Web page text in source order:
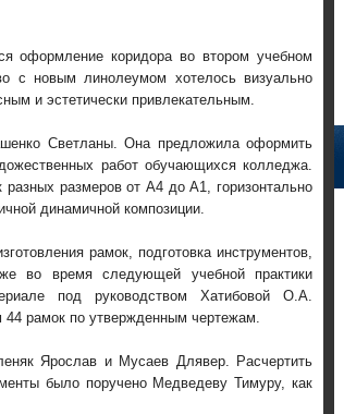
оформление коридора во втором учебном
с новым линолеумом хотелось визуально
и эстетически привлекательным.
Светланы. Она предложила оформить
работ обучающихся колледжа.
размеров от А4 до А1, горизонтально
динамичной композиции.
рамок, подготовка инструментов,
во время следующей учебной практики
под руководством Хатибовой О.А.
44 рамок по утвержденным чертежам.
Ярослав и Мусаев Длявер. Расчертить
было поручено Медведеву Тимуру, как